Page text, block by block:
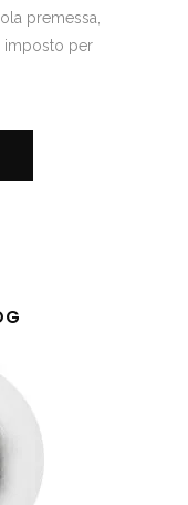
premessa,
imposto per